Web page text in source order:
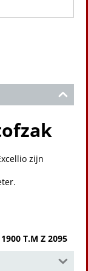
zijn
T.M Z 2095